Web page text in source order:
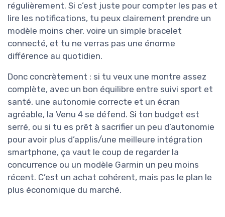
régulièrement. Si c’est juste pour compter les pas et
lire les notifications, tu peux clairement prendre un
modèle moins cher, voire un simple bracelet
connecté, et tu ne verras pas une énorme
différence au quotidien.
Donc concrètement : si tu veux une montre assez
complète, avec un bon équilibre entre suivi sport et
santé, une autonomie correcte et un écran
agréable, la Venu 4 se défend. Si ton budget est
serré, ou si tu es prêt à sacrifier un peu d’autonomie
pour avoir plus d’applis/une meilleure intégration
smartphone, ça vaut le coup de regarder la
concurrence ou un modèle Garmin un peu moins
récent. C’est un achat cohérent, mais pas le plan le
plus économique du marché.